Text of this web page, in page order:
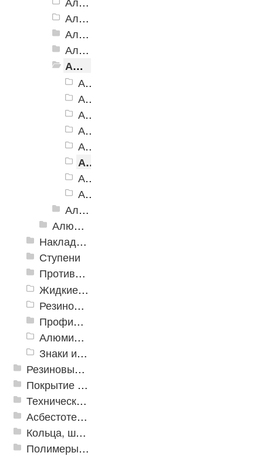
Алюминиевая полоса с двумя резиновыми вставками АП-72
Алюминиевая Полоса с двумя резиновыми вставками АП-70
Алюминиевая Полоса с двумя резиновыми вставками АП-86 Премиум
Алюминиевая Полоса с тремя резиновыми вставками АП-100
Алюминиевая Полоса АП-100, черная
Алюминиевая Полоса АП-100, коричневая
Алюминиевая Полоса АП-100, серая
Алюминиевая Полоса АП-100, бежевая
Алюминиевая Полоса АП-100, желтая
Алюминиевая Полоса АП-100, синяя
Алюминиевая Полоса АП-100, голубая
Алюминиевая Полоса АП-100, зеленая
Алюминиевая Полоса с пятью резиновыми вставками АП-162
Алюминиевый угол-порог с резиновой вставкой
Накладки противоскользящие резиновые
Ступени
Противоскользящие ленты
Жидкие противоскользящие средства
Резиновый профиль с алюминиевой вставкой «NoSlip»
Профили закладные
Алюминиевый профиль для ленты
Знаки из полистирола для разметки пола
Резиновые и ПВХ дорожки
Покрытие из резиновой крошки
Техническая резина
Асбестотехнические и теплоизоляционные материалы
Кольца, шайбы, манжеты
Полимеры и пластики